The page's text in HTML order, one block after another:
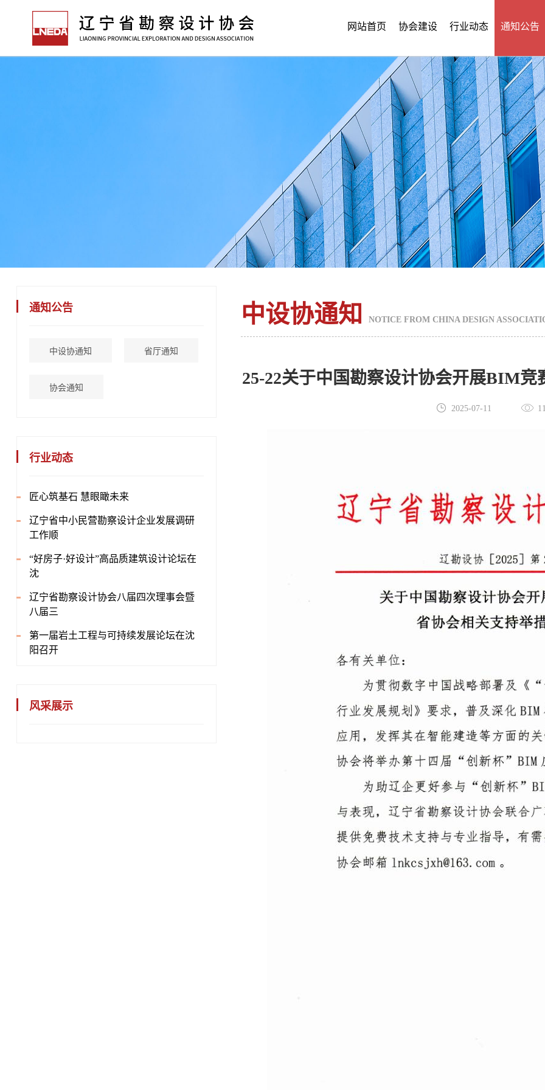
网站首页 协会建设 行业动态 通知公告
通知公告
中设协通知 省厅通知
协会通知
行业动态
匠心筑基石 慧眼瞰未来
辽宁省中小民营勘察设计企业发展调研
工作顺
“好房子·好设计”高品质建筑设计论坛在
沈
辽宁省勘察设计协会八届四次理事会暨
八届三
第一届岩土工程与可持续发展论坛在沈
阳召开
风采展示
中设协通知 NOTICE FROM CHINA DESIGN
25-22关于中国勘察设计协会开展BIM
2025-07-11